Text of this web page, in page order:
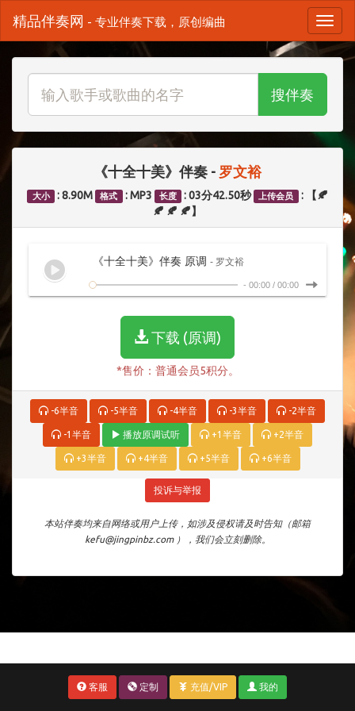
精品伴奏网 - 专业伴奏下载，原创编曲
搜伴奏
《十全十美》伴奏 - 罗文裕
大小 : 8.90M 格式 : MP3 长度 : 03分42.50秒 上传会员
: 【🍂
🍂 🍂 🍂】
《十全十美》伴奏 原调 - 罗文裕
- 00:00 / 00:00
下载 (原调)
*售价：普通会员5积分。
-6半音 -5半音 -4半音 -3半音 -2半音
-1半音 播放原调试听 +1半音 +2半音
+3半音 +4半音 +5半音 +6半音
投诉与举报
本站伴奏均来自网络或用户上传，如涉及侵权请及时告知（邮箱
kefu@jingpinbz.com ），我们会立刻删除。
客服 定制 充值/VIP 我的